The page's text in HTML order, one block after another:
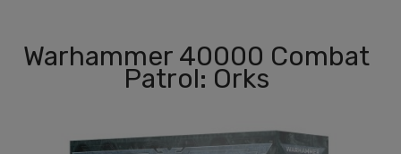
Warhammer 40000 Combat
Patrol: Orks